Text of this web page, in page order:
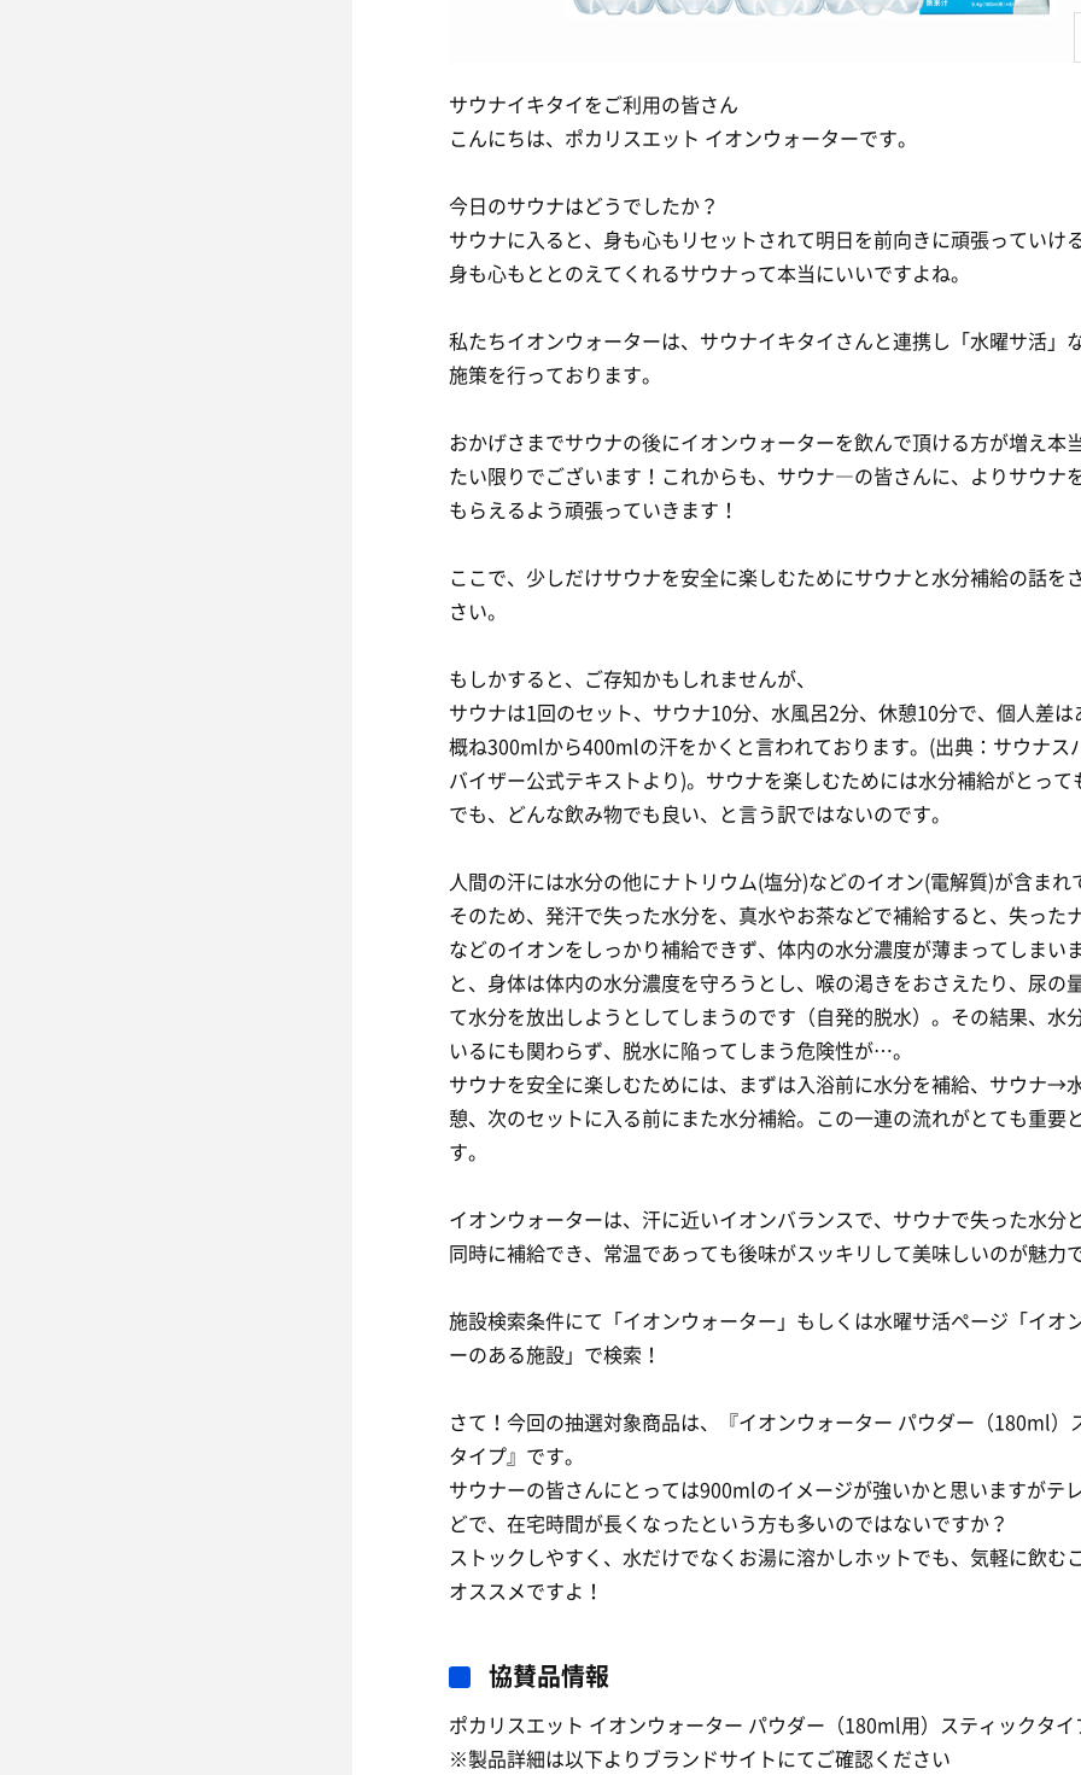
サウナイキタイをご利用の皆さん
こんにちは、ポカリスエット イオンウォーターです。
今日のサウナはどうでしたか？
サウナに入ると、身も心もリセットされて明日を前向きに頑張っていけ
身も心もととのえてくれるサウナって本当にいいですよね。
私たちイオンウォーターは、サウナイキタイさんと連携し「水曜サ活」
施策を行っております。
おかげさまでサウナの後にイオンウォーターを飲んで頂ける方が増え本
たい限りでございます！これからも、サウナ―の皆さんに、よりサウナ
もらえるよう頑張っていきます！
ここで、少しだけサウナを安全に楽しむためにサウナと水分補給の話を
さい。
もしかすると、ご存知かもしれませんが、
サウナは1回のセット、サウナ10分、水風呂2分、休憩10分で、個人差は
概ね300mlから400mlの汗をかくと言われております。(出典：サウナス
バイザー公式テキストより)。サウナを楽しむためには水分補給がとって
でも、どんな飲み物でも良い、と言う訳ではないのです。
人間の汗には水分の他にナトリウム(塩分)などのイオン(電解質)が含まれ
そのため、発汗で失った水分を、真水やお茶などで補給すると、失った
などのイオンをしっかり補給できず、体内の水分濃度が薄まってしまい
と、身体は体内の水分濃度を守ろうとし、喉の渇きをおさえたり、尿の
て水分を放出しようとしてしまうのです（自発的脱水）。その結果、水
いるにも関わらず、脱水に陥ってしまう危険性が…。
サウナを安全に楽しむためには、まずは入浴前に水分を補給、サウナ→
憩、次のセットに入る前にまた水分補給。この一連の流れがとても重要
す。
イオンウォーターは、汗に近いイオンバランスで、サウナで失った水分
同時に補給でき、常温であっても後味がスッキリして美味しいのが魅力
施設検索条件にて「イオンウォーター」もしくは水曜サ活ページ「イオ
ーのある施設」で検索！
さて！今回の抽選対象商品は、『イオンウォーター パウダー（180ml）
タイプ』です。
サウナーの皆さんにとっては900mlのイメージが強いかと思いますがテ
どで、在宅時間が長くなったという方も多いのではないですか？
ストックしやすく、水だけでなくお湯に溶かしホットでも、気軽に飲む
オススメですよ！
協賛品情報
ポカリスエット イオンウォーター パウダー（180ml用）スティックタイ
※製品詳細は以下よりブランドサイトにてご確認ください